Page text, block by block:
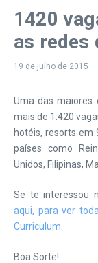
1420
as redes
19 de julho de 2015
Uma das maiores
mais de 1.420
hotéis, resorts em
países como
Unidos, Filipinas,
Se te interessou
aqui, para ver
Curriculum.
Boa Sorte!